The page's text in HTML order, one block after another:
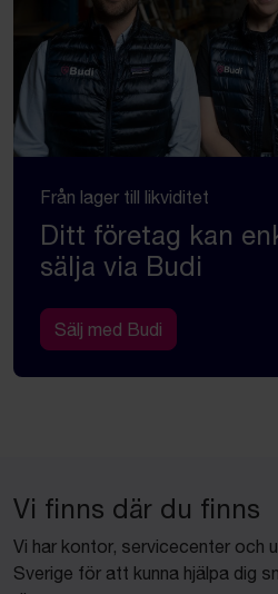
Från lager till likviditet
Ditt företag kan
sälja via Budi
Sälj med Budi
Vi finns där du finns
Vi har kontor, servicecenter och
Sverige för att kunna hjälpa dig